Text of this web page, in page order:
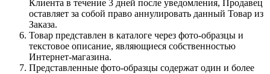
Клиента в течение 3 дней после уведомления, Продавец
оставляет за собой право аннулировать данный Товар из
Заказа.
Товар представлен в каталоге через фото-образцы и
текстовое описание, являющиеся собственностью
Интернет-магазина.
Представленные фото-образцы содержат один и более